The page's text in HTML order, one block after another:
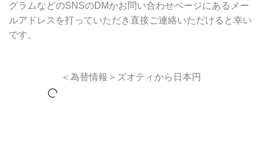
グラムなどのSNSのDMかお問い合わせページにあるメー
ルアドレスを打っていただき直接ご連絡いただけると幸い
です。
＜為替情報＞ズオティから日本円